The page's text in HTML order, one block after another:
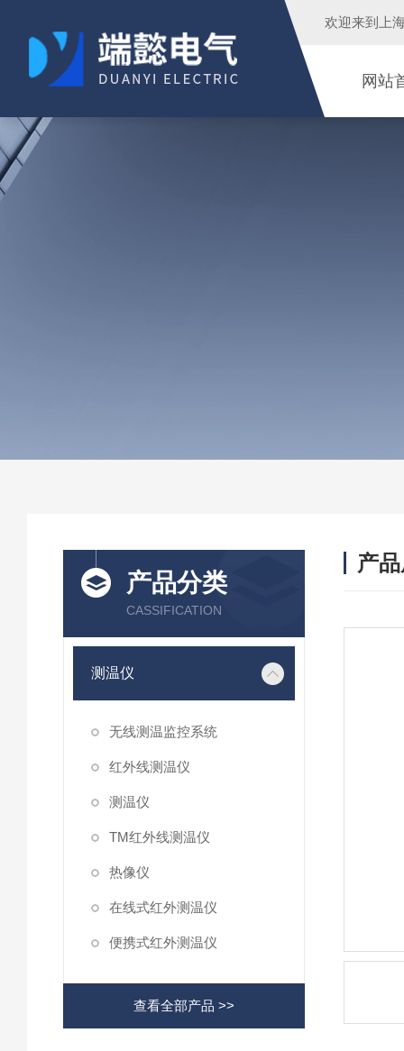
欢迎来到 上
网站
产品分类
CASSIFICATION
测温仪
无线测温监控系统
红外线测温仪
测温仪
TM红外线测温仪
热像仪
在线式红外测温仪
便携式红外测温仪
查看全部产品 >>
产